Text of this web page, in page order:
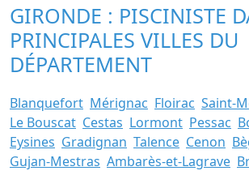
GIRONDE : PISCINISTE
PRINCIPALES VILLES DU
DÉPARTEMENT
Blanquefort Mérignac Floirac Saint-
Le Bouscat Cestas Lormont Pessac
Eysines Gradignan Talence Cenon
Gujan-Mestras Ambarès-et-Lagrave